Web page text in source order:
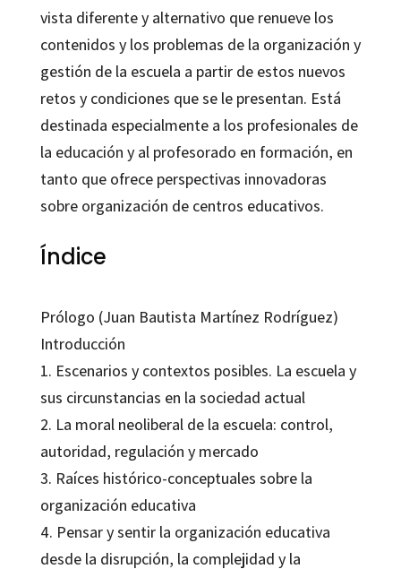
vista diferente y alternativo que renueve los
contenidos y los problemas de la organización y
gestión de la escuela a partir de estos nuevos
retos y condiciones que se le presentan. Está
destinada especialmente a los profesionales de
la educación y al profesorado en formación, en
tanto que ofrece perspectivas innovadoras
sobre organización de centros educativos.
Índice
Prólogo (Juan Bautista Martínez Rodríguez)
Introducción
1. Escenarios y contextos posibles. La escuela y
sus circunstancias en la sociedad actual
2. La moral neoliberal de la escuela: control,
autoridad, regulación y mercado
3. Raíces histórico-conceptuales sobre la
organización educativa
4. Pensar y sentir la organización educativa
desde la disrupción, la complejidad y la